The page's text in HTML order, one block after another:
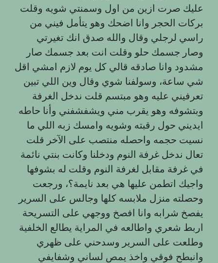
عليك صرت ازین من اول وسمنتي شويه وقلت
بركات الحجر وانا اضحك وهو يتأمل فيني من
راسي لرجلي وقال والله صدق انك تغيرتي
وصار جسمك حلو وقلت انت بعد جسمك صار
مشدود وانا صادقه قالي كل يوم لازم امشي اقل
شي ساعة، وسولفنا شوي وقال وين اللي تبين
تعرفيني عليه وهو مبتسم قلت ندخل الغرفة
وبتشوفه وهو يقرب مني ويشفشفني وأنا حاطه
ايديني حول رقبته وشويه وامسك زبه اللي ما
نسيت حجمه واحصله منتصب على الآخر قلت
تعال ندخل غرفة النوم ودخلنا وكانت بنتي نائمة
في غرفة مقابل لغرفة النوم وقلت له بشوفها
واجيك اتطمن عليها هي بعد نايمة؟، ورجعت
وحصلته منزل ملابسه كلها وجالس على السرير
يفصخ شرابه وانا افصخ ووجهي على التسريحة
اربط شعري واطالعه في المراية يطالع الخلفية
وطلعت على السرير وسدحني على ظهري
وانبطح فوقي واخذ يمص لساني وشفايفي